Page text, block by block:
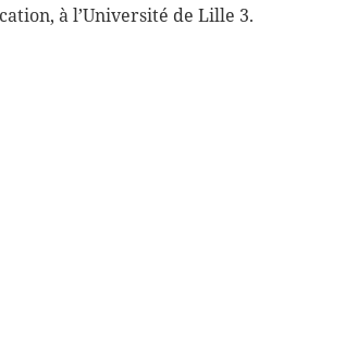
à l’Université de Lille 3.